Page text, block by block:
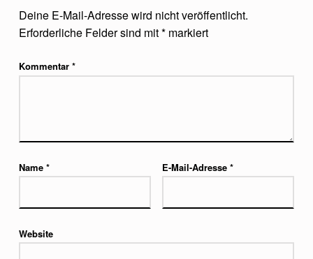
Deine E-Mail-Adresse wird nicht veröffentlicht.
Erforderliche Felder sind mit*markiert
Kommentar *
Name * E-Mail-Adresse *
Website